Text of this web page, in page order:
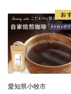
愛知県小牧市